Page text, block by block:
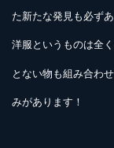
た新たな発見も必ずあ
洋服というものは全
とない物も組み合わ
みがあります！